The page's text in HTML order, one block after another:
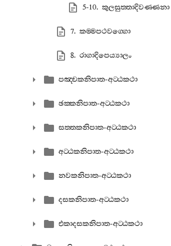
5-10. කුලසුත‍්තාදිවණ‍්ණනා
7. කම‍්මපථවග‍්ගො
8. රාගාදිපෙය්‍යාලං
පඤ‍්චකනිපාත-අට‍්ඨකථා
ඡක‍්කනිපාත-අට‍්ඨකථා
සත‍්තකනිපාත-අට‍්ඨකථා
අට‍්ඨකනිපාත-අට‍්ඨකථා
නවකනිපාත-අට‍්ඨකථා
දසකනිපාත-අට‍්ඨකථා
එකාදසකනිපාත-අට‍්ඨකථා